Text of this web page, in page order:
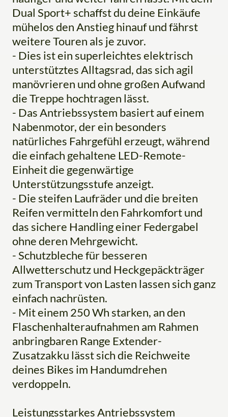
Dual Sport+ schaffst du deine Einkäufe
mühelos den Anstieg hinauf und fährst
weitere Touren als je zuvor.
- Dies ist ein superleichtes elektrisch
unterstütztes Alltagsrad, das sich agil
manövrieren und ohne großen Aufwand
die Treppe hochtragen lässt.
- Das Antriebssystem basiert auf einem
Nabenmotor, der ein besonders
natürliches Fahrgefühl erzeugt, während
die einfach gehaltene LED-Remote-
Einheit die gegenwärtige
Unterstützungsstufe anzeigt.
- Die steifen Laufräder und die breiten
Reifen vermitteln den Fahrkomfort und
das sichere Handling einer Federgabel
ohne deren Mehrgewicht.
- Schutzbleche für besseren
Allwetterschutz und Heckgepäckträger
zum Transport von Lasten lassen sich ganz
einfach nachrüsten.
- Mit einem 250 Wh starken, an den
Flaschenhalteraufnahmen am Rahmen
anbringbaren Range Extender-
Zusatzakku lässt sich die Reichweite
deines Bikes im Handumdrehen
verdoppeln.
Leistungsstarkes Antriebssystem